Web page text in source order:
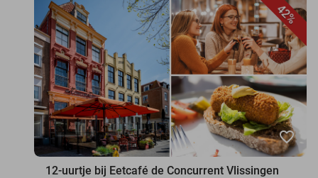
42%
favorite_border
12-uurtje bij Eetcafé de Concurrent Vlissingen